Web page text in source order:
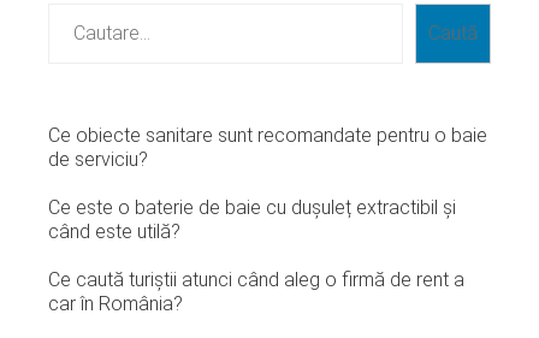
Caută
Ce obiecte sanitare sunt recomandate pentru o baie
de serviciu?
Ce este o baterie de baie cu dușuleț extractibil și
când este utilă?
Ce caută turiștii atunci când aleg o firmă de rent a
car în România?